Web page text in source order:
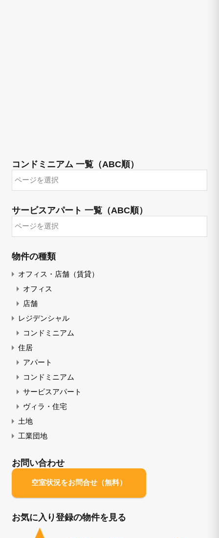
コンドミニアム 一覧（ABC順）
サービスアパート 一覧（ABC順）
物件の種類
オフィス・店舗（賃貸）
オフィス
店舗
レジデンシャル
コンドミニアム
住居
アパート
コンドミニアム
サービスアパート
ヴィラ・住宅
土地
工業団地
お問い合わせ
空室状況をお問合せ（無料）
お気に入り登録の物件を見る